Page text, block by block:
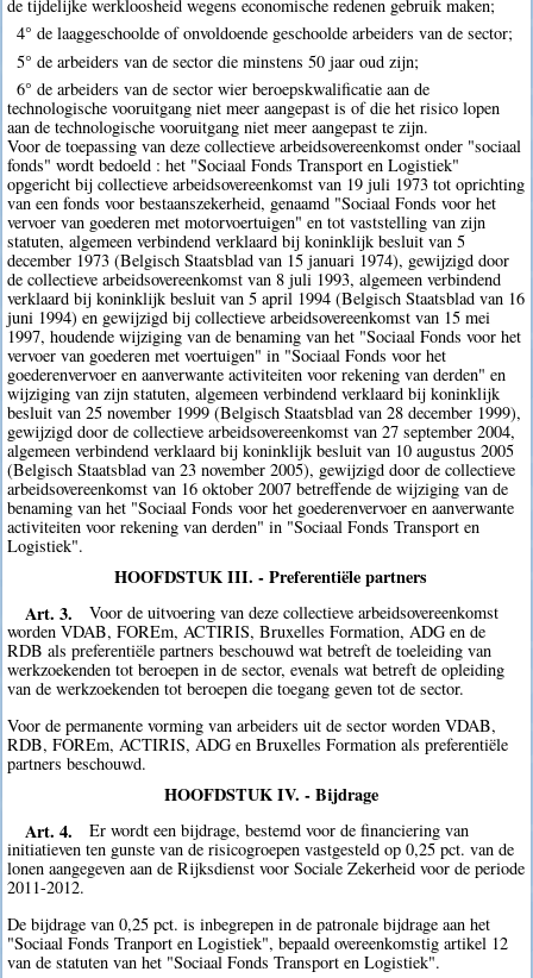
de tijdelijke werkloosheid wegens economische redenen gebruik maken;
4° de laaggeschoolde of onvoldoende geschoolde arbeiders van de sector;
5° de arbeiders van de sector die minstens 50 jaar oud zijn;
6° de arbeiders van de sector wier beroepskwalificatie aan de
technologische vooruitgang niet meer aangepast is of die het risico lopen
aan de technologische vooruitgang niet meer aangepast te zijn.
Voor de toepassing van deze collectieve arbeidsovereenkomst onder "sociaal
fonds" wordt bedoeld : het "Sociaal Fonds Transport en Logistiek"
opgericht bij collectieve arbeidsovereenkomst van 19 juli 1973 tot oprichting
van een fonds voor bestaanszekerheid, genaamd "Sociaal Fonds voor het
vervoer van goederen met motorvoertuigen" en tot vaststelling van zijn
statuten, algemeen verbindend verklaard bij koninklijk besluit van 5
december 1973 (Belgisch Staatsblad van 15 januari 1974), gewijzigd door
de collectieve arbeidsovereenkomst van 8 juli 1993, algemeen verbindend
verklaard bij koninklijk besluit van 5 april 1994 (Belgisch Staatsblad van 16
juni 1994) en gewijzigd bij collectieve arbeidsovereenkomst van 15 mei
1997, houdende wijziging van de benaming van het "Sociaal Fonds voor het
vervoer van goederen met voertuigen" in "Sociaal Fonds voor het
goederenvervoer en aanverwante activiteiten voor rekening van derden" en
wijziging van zijn statuten, algemeen verbindend verklaard bij koninklijk
besluit van 25 november 1999 (Belgisch Staatsblad van 28 december 1999),
gewijzigd door de collectieve arbeidsovereenkomst van 27 september 2004,
algemeen verbindend verklaard bij koninklijk besluit van 10 augustus 2005
(Belgisch Staatsblad van 23 november 2005), gewijzigd door de collectieve
arbeidsovereenkomst van 16 oktober 2007 betreffende de wijziging van de
benaming van het "Sociaal Fonds voor het goederenvervoer en aanverwante
activiteiten voor rekening van derden" in "Sociaal Fonds Transport en
Logistiek".
HOOFDSTUK III. - Preferentiële partners
Art. 3.
Voor de uitvoering van deze collectieve arbeidsovereenkomst
worden VDAB, FOREm, ACTIRIS, Bruxelles Formation, ADG en de
RDB als preferentiële partners beschouwd wat betreft de toeleiding van
werkzoekenden tot beroepen in de sector, evenals wat betreft de opleiding
van de werkzoekenden tot beroepen die toegang geven tot de sector.
Voor de permanente vorming van arbeiders uit de sector worden VDAB,
RDB, FOREm, ACTIRIS, ADG en Bruxelles Formation als preferentiële
partners beschouwd.
HOOFDSTUK IV. - Bijdrage
Art. 4.
Er wordt een bijdrage, bestemd voor de financiering van
initiatieven ten gunste van de risicogroepen vastgesteld op 0,25 pct. van de
lonen aangegeven aan de Rijksdienst voor Sociale Zekerheid voor de periode
2011-2012.
De bijdrage van 0,25 pct. is inbegrepen in de patronale bijdrage aan het
"Sociaal Fonds Tranport en Logistiek", bepaald overeenkomstig artikel 12
van de statuten van het "Sociaal Fonds Transport en Logistiek".